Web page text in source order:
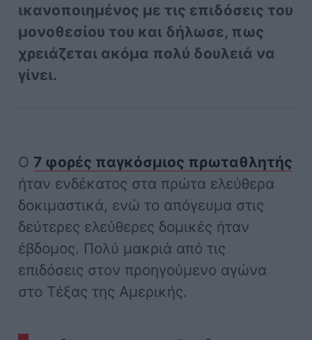
ικανοποιημένος με τις επιδόσεις του
μονοθεσίου του και δήλωσε, πως
χρειάζεται ακόμα πολύ δουλειά να
γίνει.
Ο 7 φορές παγκόσμιος πρωταθλητής
ήταν ενδέκατος στα πρώτα ελεύθερα
δοκιμαστικά, ενώ το απόγευμα στις
δεύτερες ελεύθερες δομικές ήταν
έβδομος. Πολύ μακριά από τις
επιδόσεις στον προηγούμενο αγώνα
στο Τέξας της Αμερικής.